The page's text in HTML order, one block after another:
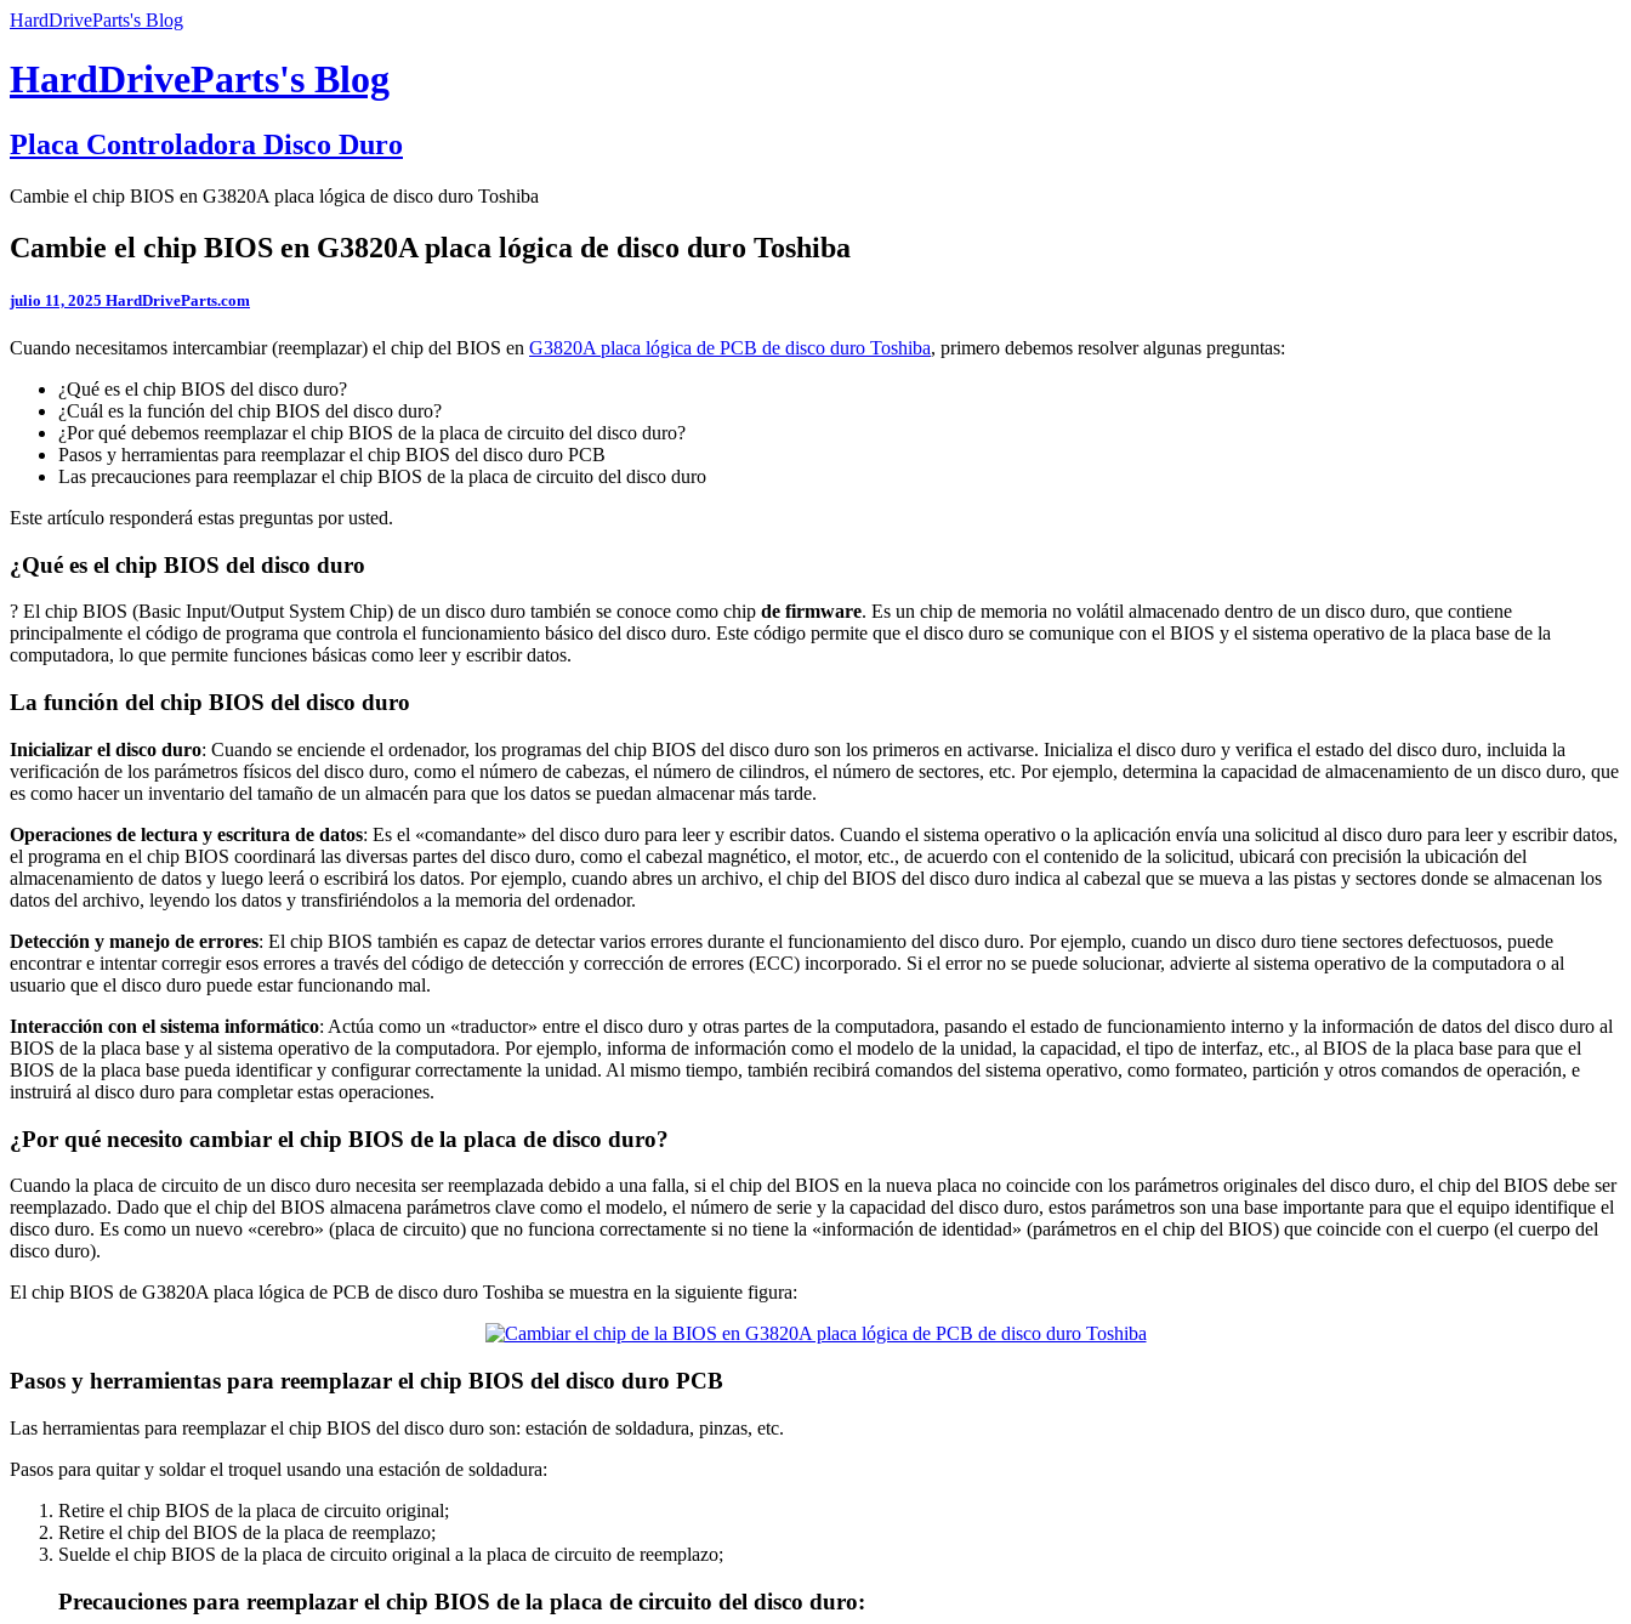
HardDriveParts's Blog
HardDriveParts's Blog
Placa Controladora Disco Duro
Cambie el chip BIOS en G3820A placa lógica de disco duro Toshiba
Cambie el chip BIOS en G3820A placa lógica de disco duro Toshiba
julio 11, 2025 HardDriveParts.com
Cuando necesitamos intercambiar (reemplazar) el chip del BIOS en G3820A placa lógica de PCB de disco duro Toshiba, primero debemos resolver algunas preguntas:
¿Qué es el chip BIOS del disco duro?
¿Cuál es la función del chip BIOS del disco duro?
¿Por qué debemos reemplazar el chip BIOS de la placa de circuito del disco duro?
Pasos y herramientas para reemplazar el chip BIOS del disco duro PCB
Las precauciones para reemplazar el chip BIOS de la placa de circuito del disco duro
Este artículo responderá estas preguntas por usted.
¿Qué es el chip BIOS del disco duro
? El chip BIOS (Basic Input/Output System Chip) de un disco duro también se conoce como chip de firmware. Es un chip de memoria no volátil almacenado dentro de un disco duro, que contiene
principalmente el código de programa que controla el funcionamiento básico del disco duro. Este código permite que el disco duro se comunique con el BIOS y el sistema operativo de la placa base de la
computadora, lo que permite funciones básicas como leer y escribir datos.
La función del chip BIOS del disco duro
Inicializar el disco duro: Cuando se enciende el ordenador, los programas del chip BIOS del disco duro son los primeros en activarse. Inicializa el disco duro y verifica el estado del disco duro, incluida la
verificación de los parámetros físicos del disco duro, como el número de cabezas, el número de cilindros, el número de sectores, etc. Por ejemplo, determina la capacidad de almacenamiento de un disco duro, que
es como hacer un inventario del tamaño de un almacén para que los datos se puedan almacenar más tarde.
Operaciones de lectura y escritura de datos: Es el «comandante» del disco duro para leer y escribir datos. Cuando el sistema operativo o la aplicación envía una solicitud al disco duro para leer y escribir datos,
el programa en el chip BIOS coordinará las diversas partes del disco duro, como el cabezal magnético, el motor, etc., de acuerdo con el contenido de la solicitud, ubicará con precisión la ubicación del
almacenamiento de datos y luego leerá o escribirá los datos. Por ejemplo, cuando abres un archivo, el chip del BIOS del disco duro indica al cabezal que se mueva a las pistas y sectores donde se almacenan los
datos del archivo, leyendo los datos y transfiriéndolos a la memoria del ordenador.
Detección y manejo de errores: El chip BIOS también es capaz de detectar varios errores durante el funcionamiento del disco duro. Por ejemplo, cuando un disco duro tiene sectores defectuosos, puede
encontrar e intentar corregir esos errores a través del código de detección y corrección de errores (ECC) incorporado. Si el error no se puede solucionar, advierte al sistema operativo de la computadora o al
usuario que el disco duro puede estar funcionando mal.
Interacción con el sistema informático: Actúa como un «traductor» entre el disco duro y otras partes de la computadora, pasando el estado de funcionamiento interno y la información de datos del disco duro al
BIOS de la placa base y al sistema operativo de la computadora. Por ejemplo, informa de información como el modelo de la unidad, la capacidad, el tipo de interfaz, etc., al BIOS de la placa base para que el
BIOS de la placa base pueda identificar y configurar correctamente la unidad. Al mismo tiempo, también recibirá comandos del sistema operativo, como formateo, partición y otros comandos de operación, e
instruirá al disco duro para completar estas operaciones.
¿Por qué necesito cambiar el chip BIOS de la placa de disco duro?
Cuando la placa de circuito de un disco duro necesita ser reemplazada debido a una falla, si el chip del BIOS en la nueva placa no coincide con los parámetros originales del disco duro, el chip del BIOS debe ser
reemplazado. Dado que el chip del BIOS almacena parámetros clave como el modelo, el número de serie y la capacidad del disco duro, estos parámetros son una base importante para que el equipo identifique el
disco duro. Es como un nuevo «cerebro» (placa de circuito) que no funciona correctamente si no tiene la «información de identidad» (parámetros en el chip del BIOS) que coincide con el cuerpo (el cuerpo del
disco duro).
El chip BIOS de G3820A placa lógica de PCB de disco duro Toshiba se muestra en la siguiente figura:
Pasos y herramientas para reemplazar el chip BIOS del disco duro PCB
Las herramientas para reemplazar el chip BIOS del disco duro son: estación de soldadura, pinzas, etc.
Pasos para quitar y soldar el troquel usando una estación de soldadura:
Retire el chip BIOS de la placa de circuito original;
Retire el chip del BIOS de la placa de reemplazo;
Suelde el chip BIOS de la placa de circuito original a la placa de circuito de reemplazo;
Precauciones para reemplazar el chip BIOS de la placa de circuito del disco duro: